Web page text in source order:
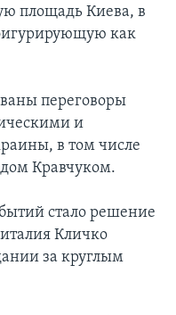
площадь Киева, в
как
переговоры
и
в том числе
Кравчуком.
стало решение
Кличко
за круглым